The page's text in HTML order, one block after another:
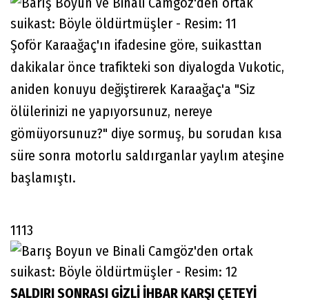
Şoför Karaağaç'ın ifadesine göre, suikasttan
dakikalar önce trafikteki son diyalogda Vukotic,
aniden konuyu değiştirerek Karaağaç'a "Siz
ölülerinizi ne yapıyorsunuz, nereye
gömüyorsunuz?" diye sormuş, bu sorudan kısa
süre sonra motorlu saldırganlar yaylım ateşine
başlamıştı.
1113
SALDIRI SONRASI GİZLİ İHBAR KARŞI ÇETEYİ